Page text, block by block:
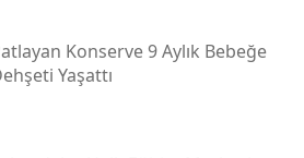
Konserve 9 Aylık Bebeğe
Yaşattı